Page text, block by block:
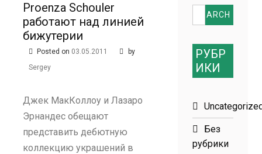
Proenza Schouler
работают над линией
бижутерии
Posted on 03.05.2011
by
Sergey
Джек МакКоллоу и Лазаро
Эрнандес обещают
представить дебютную
коллекцию украшений в
Search
for:
РУБР
ИКИ
Без
рубрики